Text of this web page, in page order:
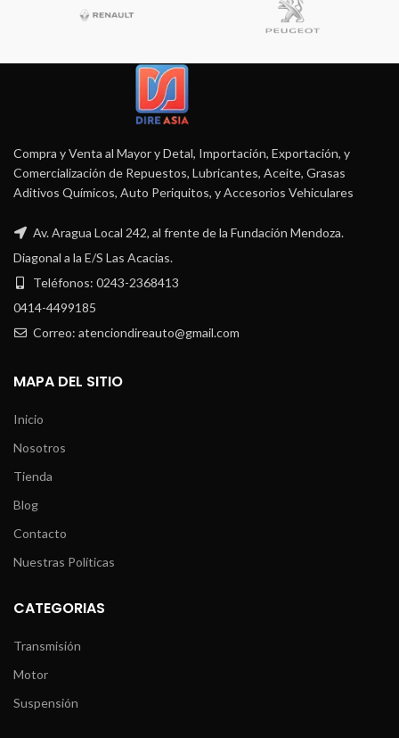
Compra y Venta al Mayor y Detal, Importación, Exportación, y
Comercialización de Repuestos, Lubricantes, Aceite, Grasas
Aditivos Químicos, Auto Periquitos, y Accesorios Vehiculares
Av. Aragua Local 242, al frente de la Fundación Mendoza.
Diagonal a la E/S Las Acacias.
Teléfonos: 0243-2368413
0414-4499185
Correo: atenciondireauto@gmail.com
MAPA DEL SITIO
Inicio
Nosotros
Tienda
Blog
Contacto
Nuestras Políticas
CATEGORIAS
Transmisión
Motor
Suspensión